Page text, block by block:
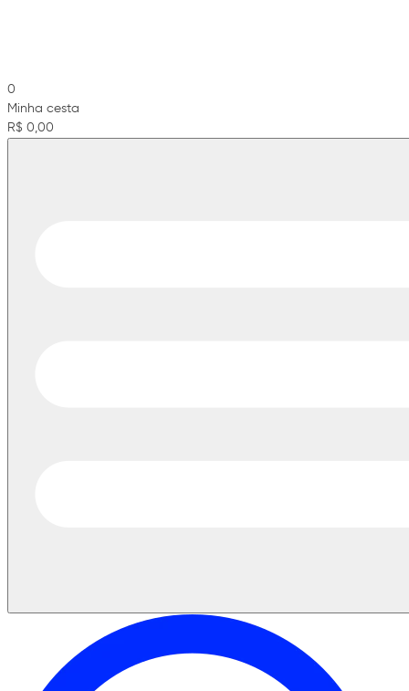
0
Minha cesta
R$ 0,00